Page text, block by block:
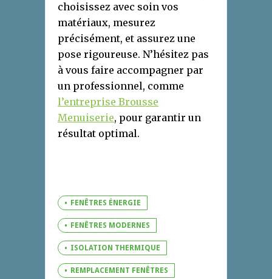
choisissez avec soin vos
matériaux, mesurez
précisément, et assurez une
pose rigoureuse. N’hésitez pas
à vous faire accompagner par
un professionnel, comme
l’entreprise Brousse
Menuiserie, pour garantir un
résultat optimal.
FENÊTRES ÉNERGIE
FENÊTRES MODERNES
ISOLATION THERMIQUE
REMPLACEMENT FENÊTRES